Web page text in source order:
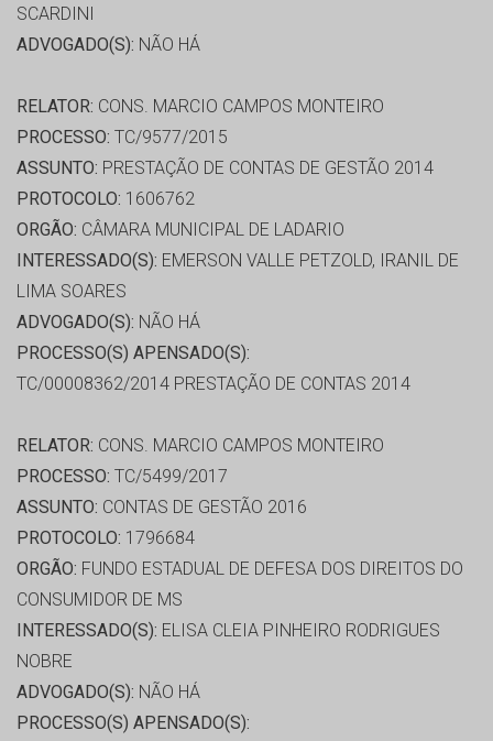
SCARDINI
ADVOGADO(S): NÃO HÁ
RELATOR: CONS. MARCIO CAMPOS MONTEIRO
PROCESSO: TC/9577/2015
ASSUNTO: PRESTAÇÃO DE CONTAS DE GESTÃO 2014
PROTOCOLO: 1606762
ORGÃO: CÂMARA MUNICIPAL DE LADARIO
INTERESSADO(S): EMERSON VALLE PETZOLD, IRANIL DE
LIMA SOARES
ADVOGADO(S): NÃO HÁ
PROCESSO(S) APENSADO(S):
TC/00008362/2014 PRESTAÇÃO DE CONTAS 2014
RELATOR: CONS. MARCIO CAMPOS MONTEIRO
PROCESSO: TC/5499/2017
ASSUNTO: CONTAS DE GESTÃO 2016
PROTOCOLO: 1796684
ORGÃO: FUNDO ESTADUAL DE DEFESA DOS DIREITOS DO
CONSUMIDOR DE MS
INTERESSADO(S): ELISA CLEIA PINHEIRO RODRIGUES
NOBRE
ADVOGADO(S): NÃO HÁ
PROCESSO(S) APENSADO(S):